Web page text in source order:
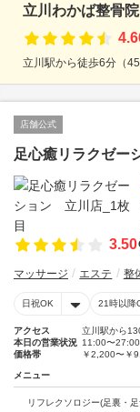
立川わかば整骨院
立川駅から徒歩6分（
店舗公式
足心癒リラクゼ
3.50
マッサージ エステ 整
日祝OK 21時以降
アクセス
立川駅から
本日の営業状況 11:00〜27:00
価格帯
￥2,200〜￥
メニュー
リフレクソロジー(足裏・